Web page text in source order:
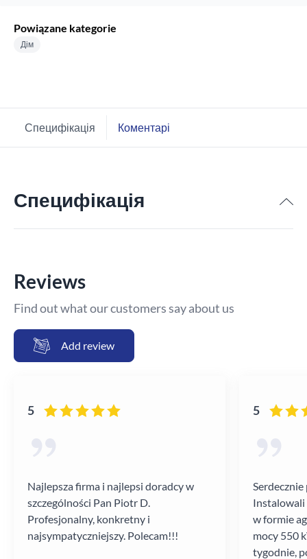
Powiązane kategorie
Дім
Специфікація Коментарі
Специфікація
Reviews
Find out what our customers say about us
Add review
5
Najlepsza firma i najlepsi doradcy w
szczególności Pan Piotr D.
Profesjonalny, konkretny i
najsympatyczniejszy. Polecam!!!
5
Instalowali
w formie
mocy 550
tygodnie,